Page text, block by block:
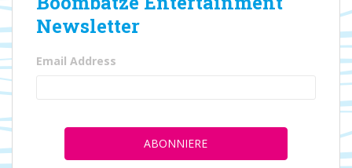
Newsletter
Email Address